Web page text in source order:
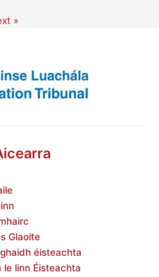
»
Glaoite
éisteachta
linn Éisteachta